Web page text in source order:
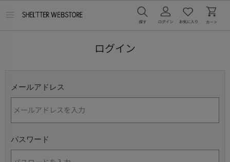
ログイン
メールアドレス
パスワード